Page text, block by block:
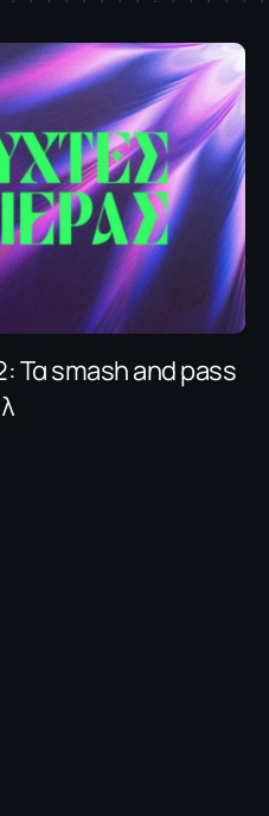
Τα smash and pass